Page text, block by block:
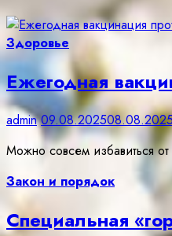
Здоровье
Ежегодная
admin 09.08.2025
Можно совсем избавиться
Закон и порядок
Специальная